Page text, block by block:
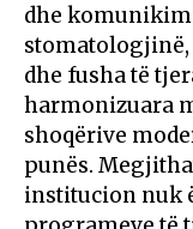
dhe
dhe fusha të
harmonizuara
shoqërive
punës.
institucion nuk